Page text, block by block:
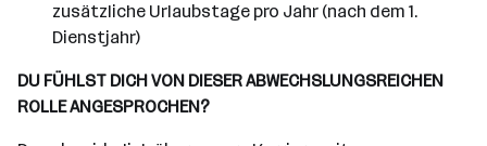
zusätzliche Urlaubstage pro Jahr (nach dem 1.
Dienstjahr)
DU FÜHLST DICH VON DIESER ABWECHSLUNGSREICHEN
ROLLE ANGESPROCHEN?